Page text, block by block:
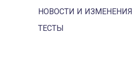
НОВОСТИ И ИЗМЕНЕНИЯ
ТЕСТЫ